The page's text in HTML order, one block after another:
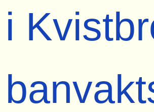
i